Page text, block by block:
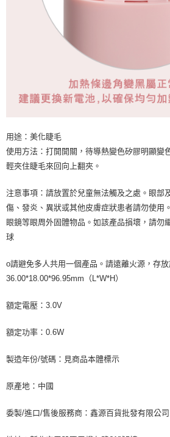
用途：美化睫毛
使用方法：打開開關，待導熱變色矽膠明顯變
輕夾住睫毛來回向上翻夾。
注意事項：請放置於兒童無法觸及之處。眼部
傷、發炎、異狀或其他皮膚症狀患者請勿使用
眼鏡等眼周外固體物品。如該產品損壞，請勿
球
o請避免多人共用一個產品。請遠離火源，存放
36.00*18.00*96.95mm（L*W*H）
額定電壓：3.0V
額定功率：0.6W
製造年份/號碼：見商品本體標示
原產地：中國
委製/進口/售後服務商：鑫源百貨批發有限公司